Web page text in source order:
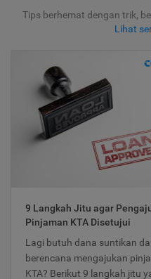
Tips berhemat dengan trik,
Lihat
9 Langkah Jitu agar
Pinjaman KTA Disetujui
Lagi butuh dana suntikan
berencana mengajukan
KTA? Berikut 9 langkah jitu